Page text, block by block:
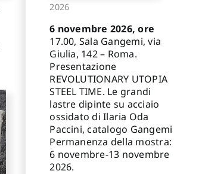
2026
6 novembre 2026, ore
17.00, Sala Gangemi, via
Giulia, 142 – Roma.
Presentazione
REVOLUTIONARY UTOPIA
STEEL TIME. Le grandi
lastre dipinte su acciaio
ossidato di Ilaria Oda
Paccini, catalogo Gangemi
Permanenza della mostra:
6 novembre-13 novembre
2026.